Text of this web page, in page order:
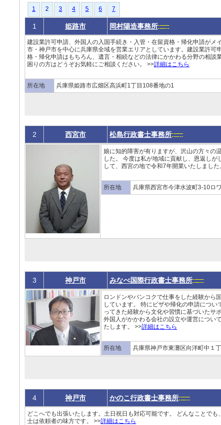
1 2 3 4 5 6 7
1 姫路市 岡村陽造事務所
建設業許可申請、外国人の入国手続き・入管・在留資格・帰化申請がメ
市・神戸市を中心に兵庫県全域を営業エリアとしています。建設業許可
格・帰化申請はもちろん、遺言・相続などの法律にかかわる分野の相談
困りの方はどうぞお気軽にご相談ください。 >>詳細はこちら
所在地 兵庫県姫路市広畑区高浜町1丁目108番地の1
2 西宮市 松島行政書士事務所
娘に知的障害が有りますが、沢山の方々の
した。 今度は私が地域に貢献し、恩返し
して、西宮の地で令和7年開業いたしました
所在地 兵庫県西宮市今津水波町3-10ロ
3 神戸市 みなべ国際行政書士事務所
ロンドンやバンコクで仕事をした経験から
しています。 特にビザや帰化の申請につ
ってきた経験から文化や習慣に基づいたサ
外国人がかかわる会社の設立や運営につい
たします。 >>詳細はこちら
所在地 兵庫県神戸市東灘区向洋町中１
4 神戸市 かのこ行政書士事務所
どこへでも出張いたします。土日祝日も対応可能です。 どんなことで
士は依頼者の味方です。 >>詳細はこちら